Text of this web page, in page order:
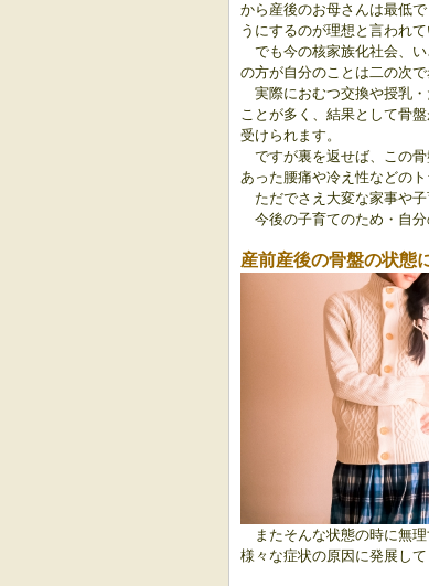
から産後のお母さんは最低
うにするのが理想と言われて
でも今の核家族化社会、
の方が自分のことは二の次
実際におむつ交換や授乳・
ことが多く、結果として骨
受けられます。
ですが裏を返せば、この
あった腰痛や冷え性などの
ただでさえ大変な家事や
今後の子育てのため・自
産前産後の骨盤の状態
またそんな状態の時に無
様々な症状の原因に発展し